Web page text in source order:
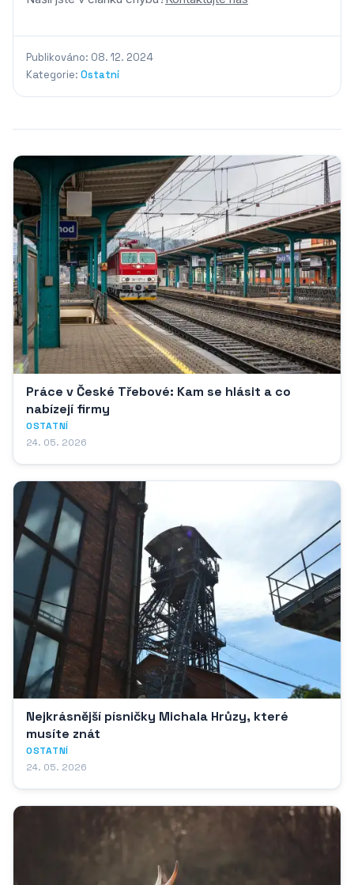
Publikováno: 08. 12. 2024
Kategorie: Ostatní
Práce v České Třebové: Kam se hlásit a co
nabízejí firmy
OSTATNÍ
24. 05. 2026
Nejkrásnější písničky Michala Hrůzy, které
musíte znát
OSTATNÍ
24. 05. 2026